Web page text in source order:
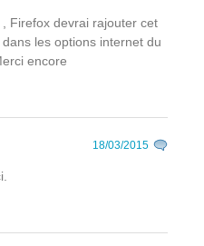
Firefox devrai rajouter cet
les options internet du
encore
18/03/2015